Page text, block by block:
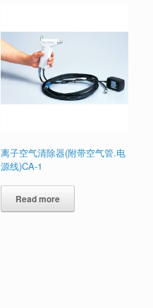
离子空气清除器(附带空气管.电
源线)CA-1
Read more